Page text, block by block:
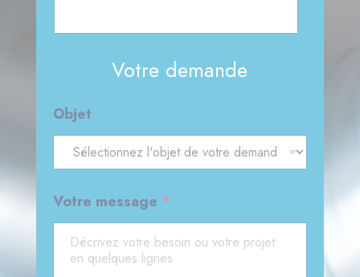
Votre demande
Objet
Votre message *